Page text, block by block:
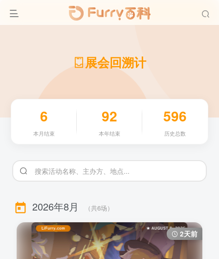
展会回溯计
6
本月结束
92
本年结束
596
历史总数
2026年8月 （共6场）
2天前